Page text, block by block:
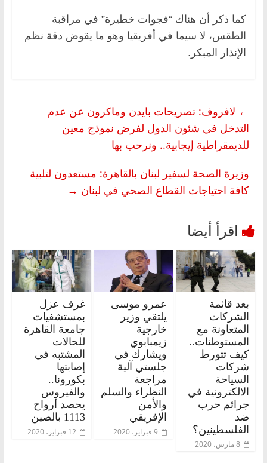
كما ذكر أن هناك “فجوات خطيرة” في مراقبة
الطقس، لا سيما في أفريقيا وهو ما يقوض دقة نظم
الإنذار المبكر.
← لافروف: تصريحات بايدن وماكرون عن عدم
التدخل في شئون الدول لفرض نموذج معين
للديمقراطية إيجابية.. ونرحب بها
وزيرة الصحة لسفير لبنان بالقاهرة: مستعدون لتلبية
كافة احتياجات القطاع الصحي في لبنان →
بعد قائمة
الشركات
المتعاونة مع
المستوطنات..
كيف تتورط
شركات
السياحة
الالكترونية في
جرائم حرب
ضد
الفلسطينين؟
8 مارس، 2020
عمرو موسى
يلتقي وزير
خارجية
زيمبابوي
ويشارك في
جلستي آلية
مراجعة
النظراء والسلم
والأمن
الإفريقي
9 فبراير، 2020
غرف عزل
بمستشفيات
جامعة القاهرة
للحالات
المشتبه في
إصابتها
بكورونا..
والفيروس
يحصد أرواح
1113 بالصين
12 فبراير، 2020